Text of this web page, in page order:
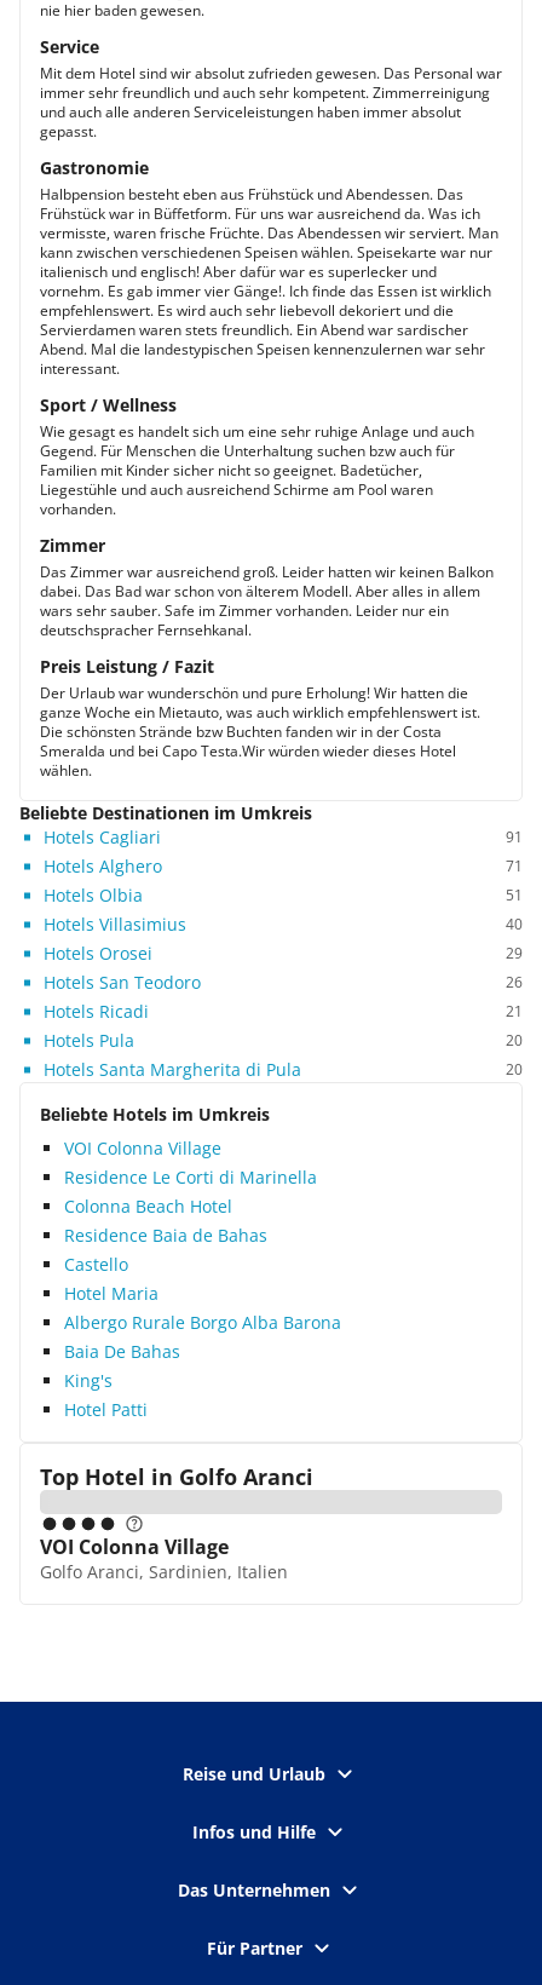
nie hier baden gewesen.
Service
Mit dem Hotel sind wir absolut zufrieden gewesen. Das Personal war
immer sehr freundlich und auch sehr kompetent. Zimmerreinigung
und auch alle anderen Serviceleistungen haben immer absolut
gepasst.
Gastronomie
Halbpension besteht eben aus Frühstück und Abendessen. Das
Frühstück war in Büffetform. Für uns war ausreichend da. Was ich
vermisste, waren frische Früchte. Das Abendessen wir serviert. Man
kann zwischen verschiedenen Speisen wählen. Speisekarte war nur
italienisch und englisch! Aber dafür war es superlecker und
vornehm. Es gab immer vier Gänge!. Ich finde das Essen ist wirklich
empfehlenswert. Es wird auch sehr liebevoll dekoriert und die
Servierdamen waren stets freundlich. Ein Abend war sardischer
Abend. Mal die landestypischen Speisen kennenzulernen war sehr
interessant.
Sport / Wellness
Wie gesagt es handelt sich um eine sehr ruhige Anlage und auch
Gegend. Für Menschen die Unterhaltung suchen bzw auch für
Familien mit Kinder sicher nicht so geeignet. Badetücher,
Liegestühle und auch ausreichend Schirme am Pool waren
vorhanden.
Zimmer
Das Zimmer war ausreichend groß. Leider hatten wir keinen Balkon
dabei. Das Bad war schon von älterem Modell. Aber alles in allem
wars sehr sauber. Safe im Zimmer vorhanden. Leider nur ein
deutschspracher Fernsehkanal.
Preis Leistung / Fazit
Der Urlaub war wunderschön und pure Erholung! Wir hatten die
ganze Woche ein Mietauto, was auch wirklich empfehlenswert ist.
Die schönsten Strände bzw Buchten fanden wir in der Costa
Smeralda und bei Capo Testa.Wir würden wieder dieses Hotel
wählen.
Beliebte Destinationen im Umkreis
Hotels Cagliari
91
Hotels Alghero 71
Hotels Olbia 51
Hotels Villasimius 40
Hotels Orosei 29
Hotels San Teodoro 26
Hotels Ricadi 21
Hotels Pula 20
Hotels Santa Margherita di Pula 20
Beliebte Hotels im Umkreis
VOI Colonna Village
Residence Le Corti di Marinella
Colonna Beach Hotel
Residence Baia de Bahas
Castello
Hotel Maria
Albergo Rurale Borgo Alba Barona
Baia De Bahas
King's
Hotel Patti
Top Hotel in Golfo Aranci
VOI Colonna Village
Golfo Aranci, Sardinien, Italien
Reise und Urlaub
Infos und Hilfe
Das Unternehmen
Für Partner